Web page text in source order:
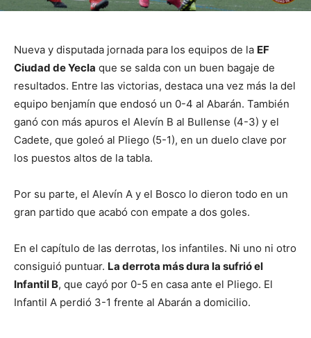
Nueva y disputada jornada para los equipos de la EF
Ciudad de Yecla que se salda con un buen bagaje de
resultados. Entre las victorias, destaca una vez más la del
equipo benjamín que endosó un 0-4 al Abarán. También
ganó con más apuros el Alevín B al Bullense (4-3) y el
Cadete, que goleó al Pliego (5-1), en un duelo clave por
los puestos altos de la tabla.
Por su parte, el Alevín A y el Bosco lo dieron todo en un
gran partido que acabó con empate a dos goles.
En el capítulo de las derrotas, los infantiles. Ni uno ni otro
consiguió puntuar. La derrota más dura la sufrió el
Infantil B, que cayó por 0-5 en casa ante el Pliego. El
Infantil A perdió 3-1 frente al Abarán a domicilio.